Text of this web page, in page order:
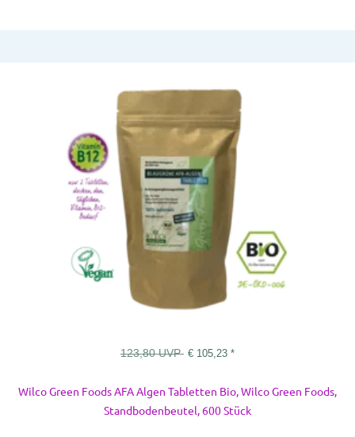
123,80UVP € 105,23 *
Wilco Green Foods AFA Algen Tabletten Bio, Wilco Green Foods,
Standbodenbeutel, 600 Stück